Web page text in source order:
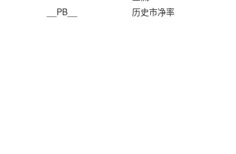
__PB__
历史市净率